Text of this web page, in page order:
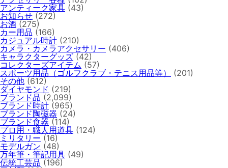
アンティーク家具 (43)
お知らせ (272)
お酒 (275)
カー用品 (166)
カジュアル時計 (210)
カメラ・カメラアクセサリー (406)
キャラクターグッズ (42)
コレクターズアイテム (57)
スポーツ用品（ゴルフクラブ・テニス用品等）
(201)
その他 (612)
ダイヤモンド (219)
ブランド品 (2,099)
ブランド時計 (965)
ブランド陶磁器 (24)
ブランド食器 (114)
プロ用・職人用道具 (124)
ミリタリー (16)
モデルガン (48)
万年筆・筆記用具 (49)
伝統工芸品 (196)